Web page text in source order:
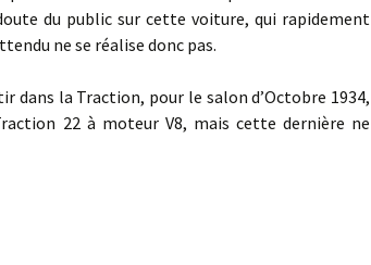
du public sur cette voiture, qui rapidement
ne se réalise donc pas.
la Traction, pour le salon d’Octobre 1934,
22 à moteur V8, mais cette dernière ne